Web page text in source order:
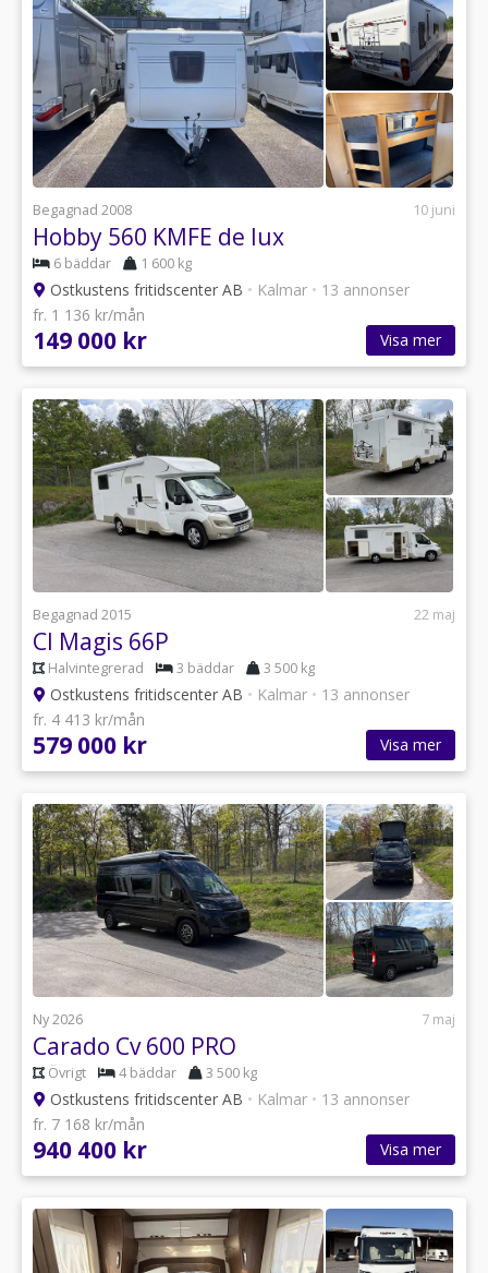
Begagnad 2008 10 juni
Hobby 560 KMFE de lux
6 bäddar 1 600 kg
Ostkustens fritidscenter AB • Kalmar • 13 annonser
fr. 1 136 kr/mån
149 000 kr Visa mer
Begagnad 2015 22 maj
CI Magis 66P
Halvintegrerad 3 bäddar 3 500 kg
Ostkustens fritidscenter AB • Kalmar • 13 annonser
fr. 4 413 kr/mån
579 000 kr Visa mer
Ny 2026 7 maj
Carado Cv 600 PRO
Övrigt 4 bäddar 3 500 kg
Ostkustens fritidscenter AB • Kalmar • 13 annonser
fr. 7 168 kr/mån
940 400 kr Visa mer